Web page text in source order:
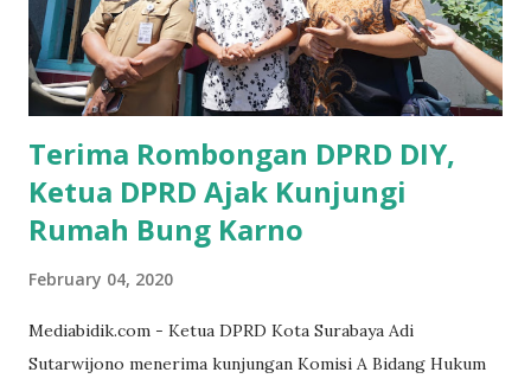
yakin masyarakat sangat senang sekali," ucap pria yang
akrab dipanggil Gus Udin tersebut. Apalagi menyambut
MEA, seharusnya pelaku UMKM sudah mengerti kalau ada
dana pinjaman unt...
Terima Rombongan DPRD DIY,
Ketua DPRD Ajak Kunjungi
Rumah Bung Karno
February 04, 2020
Mediabidik.com - Ketua DPRD Kota Surabaya Adi
Sutarwijono menerima kunjungan Komisi A Bidang Hukum